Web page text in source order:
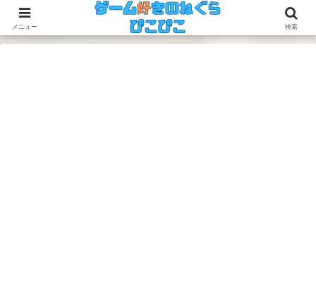
今のゲームも昔のゲームも面白い！
メニュー 検索